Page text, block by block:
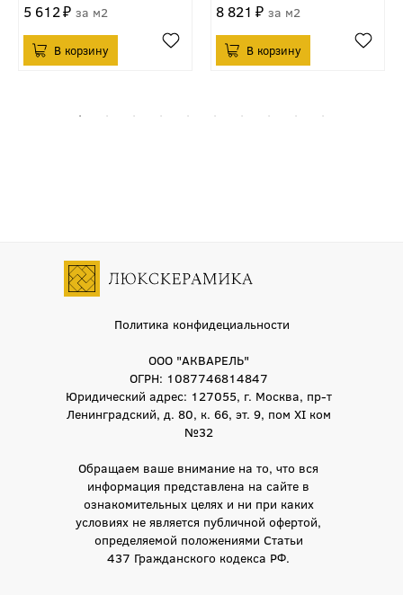
5 612 м2 8 821 м2
Политика конфидециальности
ООО "АКВАРЕЛЬ"
ОГРН: 1087746814847
Юридический адрес: 127055, г. Москва, пр-т
Ленинградский, д. 80, к. 66, эт. 9, пом XI ком
№32
Обращаем ваше внимание на то, что вся
информация представлена на сайте в
ознакомительных целях и ни при каких
условиях не является публичной офертой,
определяемой положениями Статьи
437 Гражданского кодекса РФ.